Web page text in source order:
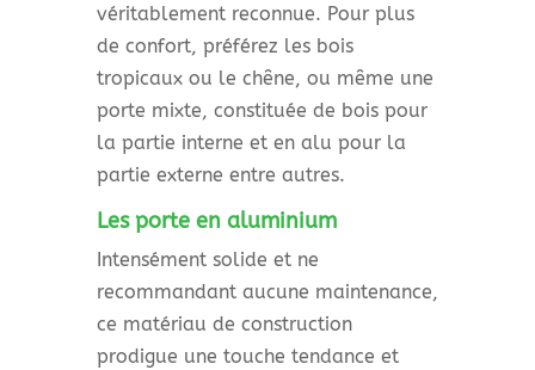
véritablement reconnue. Pour plus
de confort, préférez les bois
tropicaux ou le chêne, ou même une
porte mixte, constituée de bois pour
la partie interne et en alu pour la
partie externe entre autres.
Les porte en aluminium
Intensément solide et ne
recommandant aucune maintenance,
ce matériau de construction
prodigue une touche tendance et